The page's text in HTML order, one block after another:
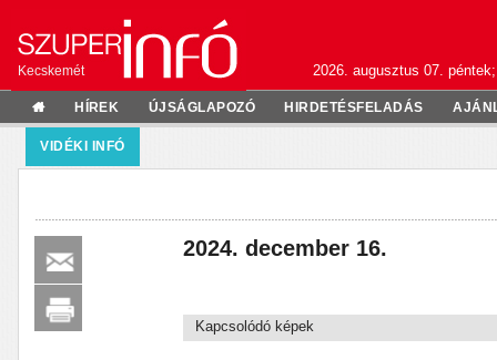
Kecskemét 2026. augusztus 07.
HÍREK ÚJSÁGLAPOZÓ HIRDETÉSFELADÁS
VIDÉKI INFÓ
2024. december 16.
Kapcsolódó képek